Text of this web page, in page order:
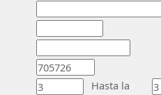
Hasta la